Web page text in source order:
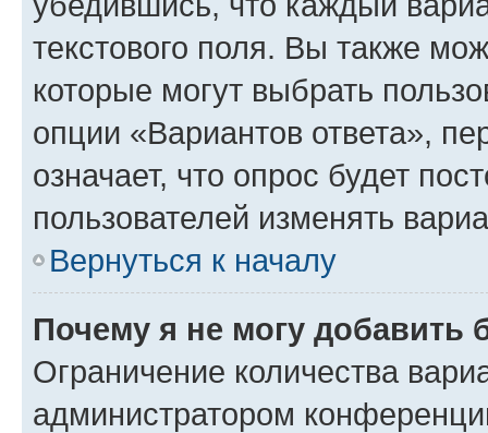
текстового поля. Вы также
которые могут выбрать
опции «Вариантов ответа»,
означает, что опрос будет
пользователей изменять
Вернуться к началу
Почему я не могу добавить
Ограничение количества
администратором